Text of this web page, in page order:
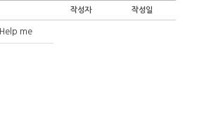
작성자 작성일
Help me